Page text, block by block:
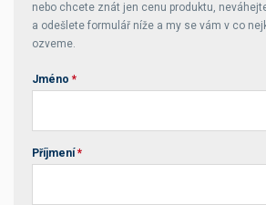
nebo chcete znát jen cenu produktu,
a odešlete formulář níže a my se vám v co
ozveme.
Jméno *
Příjmení *